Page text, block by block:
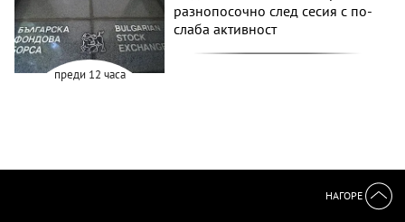
преди 12 часа
разнопосочно след сесия с по-
слаба активност
НАГОРЕ